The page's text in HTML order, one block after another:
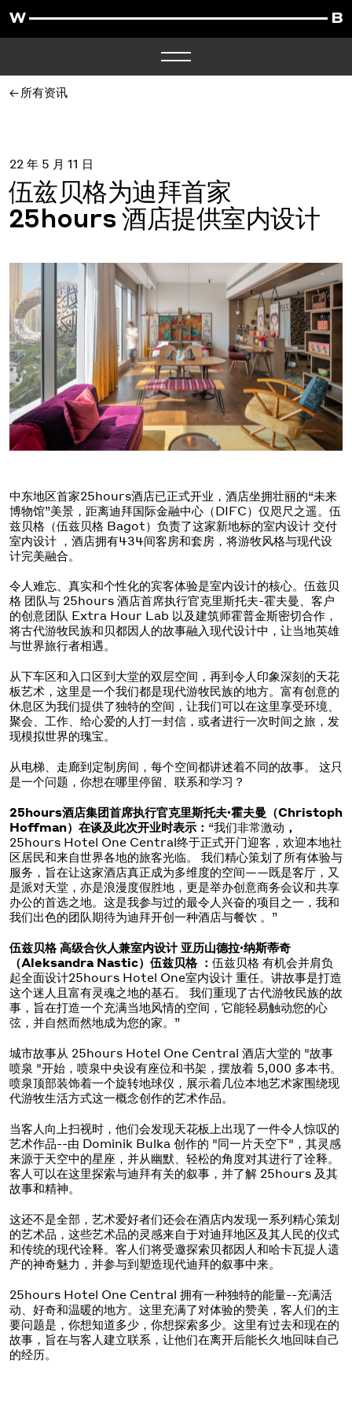
所有资讯
22 年 5 月 11 日
伍兹贝格为迪拜首家
25hours 酒店提供室内设计
中东地区首家25hours酒店已正式开业，酒店坐拥壮丽的“未来
博物馆”美景，距离迪拜国际金融中心（DIFC）仅咫尺之遥。伍
兹贝格（伍兹贝格 Bagot）负责了这家新地标的室内设计 交付
室内设计 ，酒店拥有434间客房和套房，将游牧风格与现代设
计完美融合。
令人难忘、真实和个性化的宾客体验是室内设计的核心。伍兹贝
格 团队与 25hours 酒店首席执行官克里斯托夫-霍夫曼、客户
的创意团队 Extra Hour Lab 以及建筑师霍普金斯密切合作，
将古代游牧民族和贝都因人的故事融入现代设计中，让当地英雄
与世界旅行者相遇。
从下车区和入口区到大堂的双层空间，再到令人印象深刻的天花
板艺术，这里是一个我们都是现代游牧民族的地方。富有创意的
休息区为我们提供了独特的空间，让我们可以在这里享受环境、
聚会、工作、给心爱的人打一封信，或者进行一次时间之旅，发
现模拟世界的瑰宝。
从电梯、走廊到定制房间，每个空间都讲述着不同的故事。 这只
是一个问题，你想在哪里停留、联系和学习？
25hours酒店集团首席执行官克里斯托夫·霍夫曼（Christoph
Hoffman）在谈及此次开业时表示： “我们非常激动 ，
25hours Hotel One Central终于正式开门迎客，欢迎本地社
区居民和来自世界各地的旅客光临。 我们精心策划了所有体验与
服务，旨在让这家酒店真正成为多维度的空间——既是客厅，又
是派对天堂，亦是浪漫度假胜地，更是举办创意商务会议和共享
办公的首选之地。这是我参与过的最令人兴奋的项目之一，我和
我们出色的团队期待为迪拜开创一种酒店与餐饮 。”
伍兹贝格 高级合伙人兼室内设计 亚历山德拉·纳斯蒂奇
（Aleksandra Nastic）伍兹贝格 ： 伍兹贝格 有机会并肩负
起全面设计25hours Hotel One室内设计 重任。讲故事是打造
这个迷人且富有灵魂之地的基石。 我们重现了古代游牧民族的故
事，旨在打造一个充满当地风情的空间，它能轻易触动您的心
弦，并自然而然地成为您的家。”
城市故事从 25hours Hotel One Central 酒店大堂的 "故事
喷泉 "开始，喷泉中央设有座位和书架，摆放着 5,000 多本书。
喷泉顶部装饰着一个旋转地球仪，展示着几位本地艺术家围绕现
代游牧生活方式这一概念创作的艺术作品。
当客人向上扫视时，他们会发现天花板上出现了一件令人惊叹的
艺术作品--由 Dominik Bulka 创作的 "同一片天空下"，其灵感
来源于天空中的星座，并从幽默、轻松的角度对其进行了诠释。
客人可以在这里探索与迪拜有关的叙事，并了解 25hours 及其
故事和精神。
这还不是全部，艺术爱好者们还会在酒店内发现一系列精心策划
的艺术品，这些艺术品的灵感来自于对迪拜地区及其人民的仪式
和传统的现代诠释。客人们将受邀探索贝都因人和哈卡瓦提人遗
产的神奇魅力，并参与到塑造现代迪拜的叙事中来。
25hours Hotel One Central 拥有一种独特的能量--充满活
动、好奇和温暖的地方。这里充满了对体验的赞美，客人们的主
要问题是，你想知道多少，你想探索多少。这里有过去和现在的
故事，旨在与客人建立联系，让他们在离开后能长久地回味自己
的经历。